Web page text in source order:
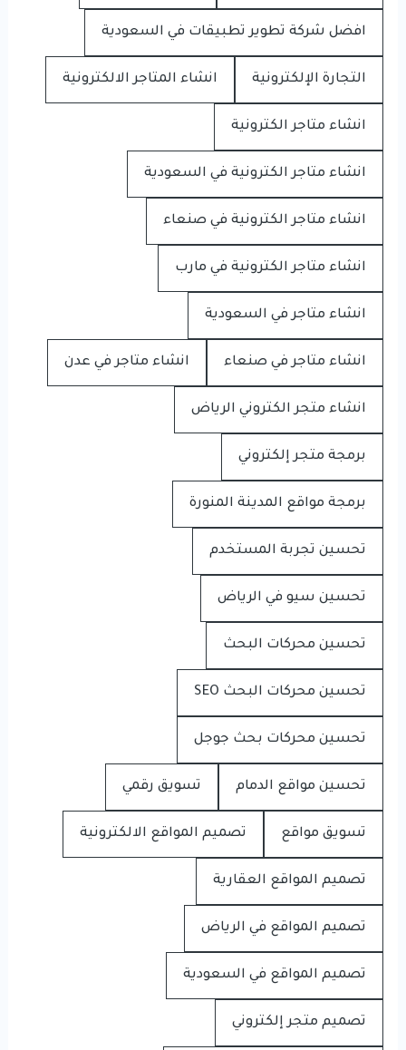
افضل شركة تطوير تطبيقات في السعودية
التجارة الإلكترونية انشاء المتاجر الالكترونية
انشاء متاجر الكترونية
انشاء متاجر الكترونية في السعودية
انشاء متاجر الكترونية في صنعاء
انشاء متاجر الكترونية في مارب
انشاء متاجر في السعودية
انشاء متاجر في صنعاء انشاء متاجر في عدن
انشاء متجر الكتروني الرياض
برمجة متجر إلكتروني
برمجة مواقع المدينة المنورة
تحسين تجربة المستخدم
تحسين سيو في الرياض
تحسين محركات البحث
تحسين محركات البحث SEO
تحسين محركات بحث جوجل
تحسين مواقع الدمام تسويق رقمي
تسويق مواقع تصميم المواقع الالكترونية
تصميم المواقع العقارية
تصميم المواقع في الرياض
تصميم المواقع في السعودية
تصميم متجر إلكتروني